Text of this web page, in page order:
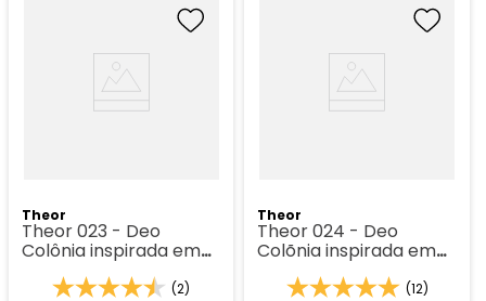
Theor
Theor 023 - Deo
Colônia inspirada em
(2)
Theor
Theor 024 - Deo
Colõnia inspirada em
(12)